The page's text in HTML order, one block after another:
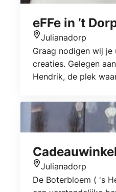
eFFe in ’t
Locatie
Julianadorp
Graag nodigen wij
creaties. Gelegen
Hendrik, de plek
Locatie
Julianadorp
De Boterbloem ( 's